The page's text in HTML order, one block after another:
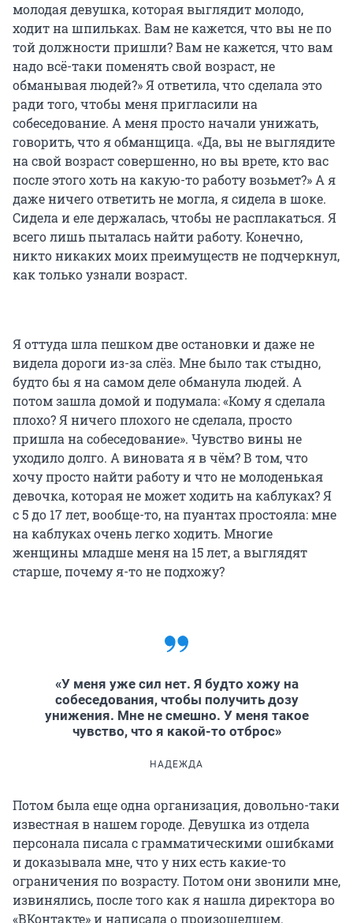
молодая девушка, которая выглядит молодо,
ходит на шпильках. Вам не кажется, что вы не по
той должности пришли? Вам не кажется, что вам
надо всё-таки поменять свой возраст, не
обманывая людей?» Я ответила, что сделала это
ради того, чтобы меня пригласили на
собеседование. А меня просто начали унижать,
говорить, что я обманщица. «Да, вы не выглядите
на свой возраст совершенно, но вы врете, кто вас
после этого хоть на какую-то работу возьмет?» А я
даже ничего ответить не могла, я сидела в шоке.
Сидела и еле держалась, чтобы не расплакаться. Я
всего лишь пыталась найти работу. Конечно,
никто никаких моих преимуществ не подчеркнул,
как только узнали возраст.
Я оттуда шла пешком две остановки и даже не
видела дороги из-за слёз. Мне было так стыдно,
будто бы я на самом деле обманула людей. А
потом зашла домой и подумала: «Кому я сделала
плохо? Я ничего плохого не сделала, просто
пришла на собеседование». Чувство вины не
уходило долго. А виновата я в чём? В том, что
хочу просто найти работу и что не молоденькая
девочка, которая не может ходить на каблуках? Я
с 5 до 17 лет, вообще-то, на пуантах простояла: мне
на каблуках очень легко ходить. Многие
женщины младше меня на 15 лет, а выглядят
старше, почему я-то не подхожу?
«У меня уже сил нет. Я будто хожу на
собеседования, чтобы получить дозу
унижения. Мне не смешно. У меня такое
чувство, что я какой-то отброс»
НАДЕЖДА
Потом была еще одна организация, довольно-таки
известная в нашем городе. Девушка из отдела
персонала писала с грамматическими ошибками
и доказывала мне, что у них есть какие-то
ограничения по возрасту. Потом они звонили мне,
извинялись, после того как я нашла директора во
«ВКонтакте» и написала о произошедшем.